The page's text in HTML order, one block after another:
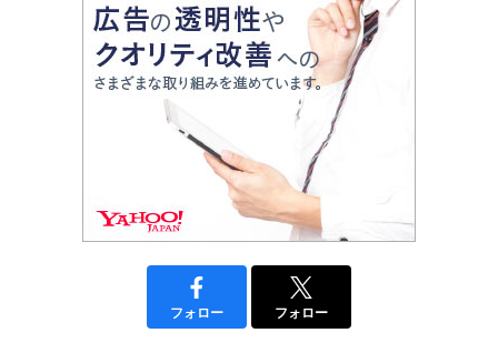
フォロー フォロー